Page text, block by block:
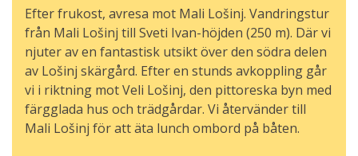
Efter frukost, avresa mot Mali Lošinj. Vandringstur
från Mali Lošinj till Sveti Ivan-höjden (250 m). Där vi
njuter av en fantastisk utsikt över den södra delen
av Lošinj skärgård. Efter en stunds avkoppling går
vi i riktning mot Veli Lošinj, den pittoreska byn med
färgglada hus och trädgårdar. Vi återvänder till
Mali Lošinj för att äta lunch ombord på båten.